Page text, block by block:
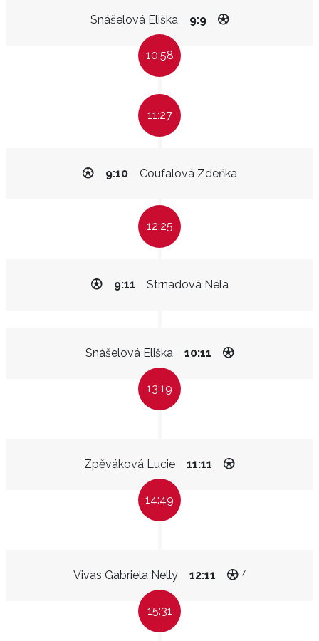
Snášelová Eliška 9:9
10:58
11:27
Coufalová Zdeňka
9:10
12:25
Strnadová Nela
9:11
Snášelová Eliška 10:11
13:19
Zpěváková Lucie 11:11
14:49
Vivas Gabriela Nelly 12:11 7
15:31